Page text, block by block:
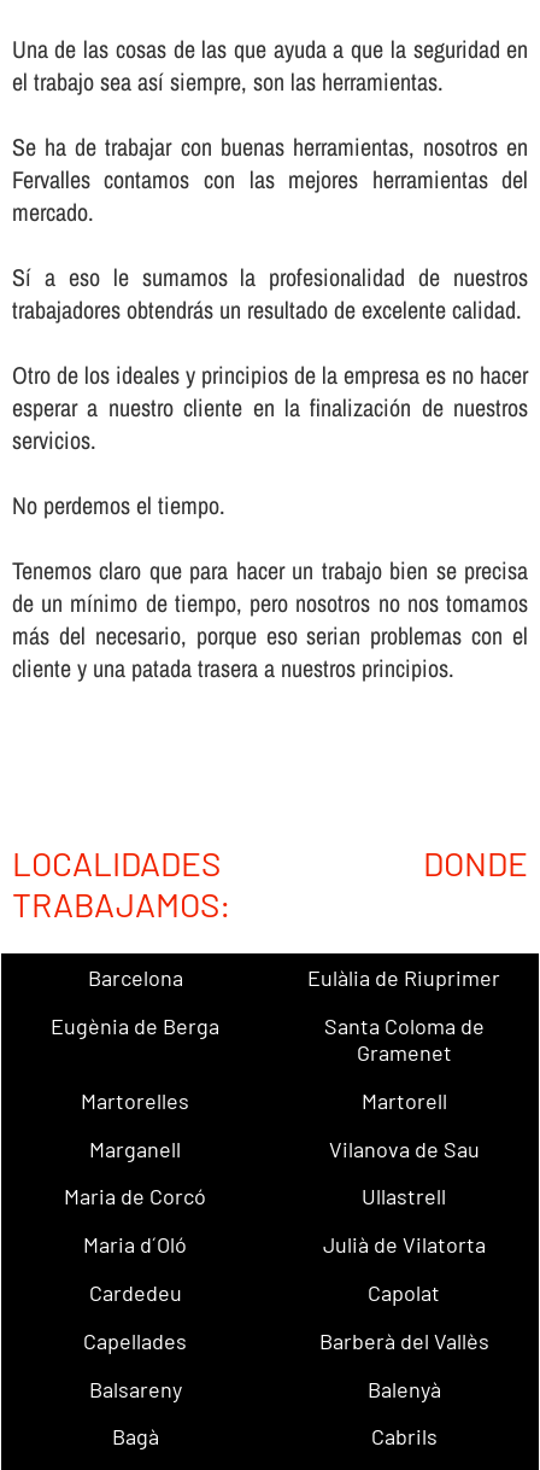
Una de las cosas de las que ayuda a que la seguridad en
el trabajo sea así­ siempre, son las herramientas.
Se ha de trabajar con buenas herramientas, nosotros en
Fervalles contamos con las mejores herramientas del
mercado.
Sí­ a eso le sumamos la profesionalidad de nuestros
trabajadores obtendrás un resultado de excelente calidad.
Otro de los ideales y principios de la empresa es no hacer
esperar a nuestro cliente en la finalización de nuestros
servicios.
No perdemos el tiempo.
Tenemos claro que para hacer un trabajo bien se precisa
de un mí­nimo de tiempo, pero nosotros no nos tomamos
más del necesario, porque eso serian problemas con el
cliente y una patada trasera a nuestros principios.
LOCALIDADES DONDE
TRABAJAMOS:
Barcelona
Eulàlia de Riuprimer
Eugènia de Berga
Santa Coloma de
Gramenet
Martorelles
Martorell
Marganell
Vilanova de Sau
Maria de Corcó
Ullastrell
Maria d´Oló
Julià de Vilatorta
Cardedeu
Capolat
Capellades
Barberà del Vallès
Balsareny
Balenyà
Bagà
Cabrils